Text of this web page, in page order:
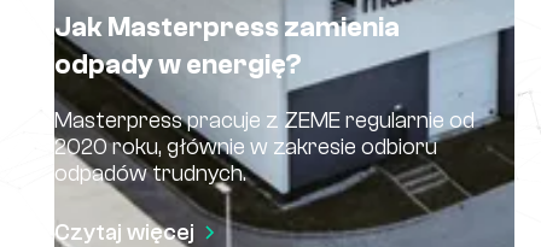
Jak Masterpress zamienia
odpady w energię?
Masterpress pracuje z ZEME regularnie od
2020 roku, głównie w zakresie odbioru
odpadów trudnych.
Czytaj więcej